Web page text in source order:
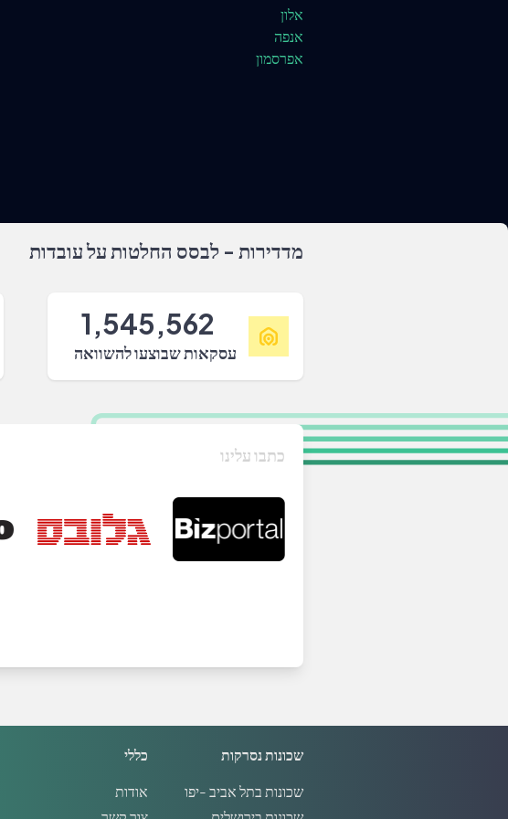
אלון
אנפה
אפרסמון
מדדירות - לבסס החלטות על עובדות
1,545,562
עסקאות שבוצעו להשוואה
כתבו עלינו
כללי
אודות
שכונות נסרקות
שכונות בתל אביב -יפו